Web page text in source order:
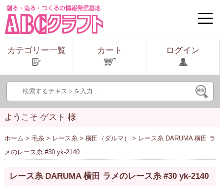
toggle
カテゴリー一覧
カート ログイン
ようこそ ゲスト 様
ホーム > 毛糸> レース糸> 横田（ダルマ）
> レース糸 DARUMA 横田 ラ
メのレース糸 #30 yk-2140
レース糸 DARUMA 横田 ラメのレース糸 #30 yk-2140